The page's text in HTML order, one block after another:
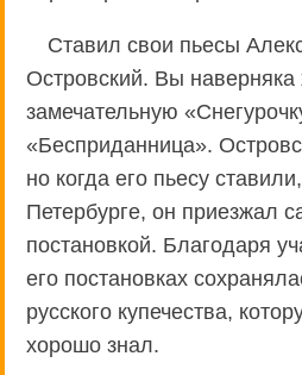
Ставил свои пьесы
Островский. Вы наверняка
замечательную
«Бесприданница».
но когда его пьесу
Петербурге, он приезжал
постановкой. Благодаря
его постановках
русского купечества,
хорошо знал.